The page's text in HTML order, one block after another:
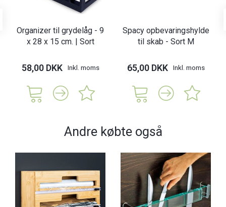
Organizer til grydelåg - 9
x 28 x 15 cm. | Sort
58,00 DKK Inkl. moms
Spacy opbevaringshylde
til skab - Sort M
65,00 DKK Inkl. moms
Andre købte også